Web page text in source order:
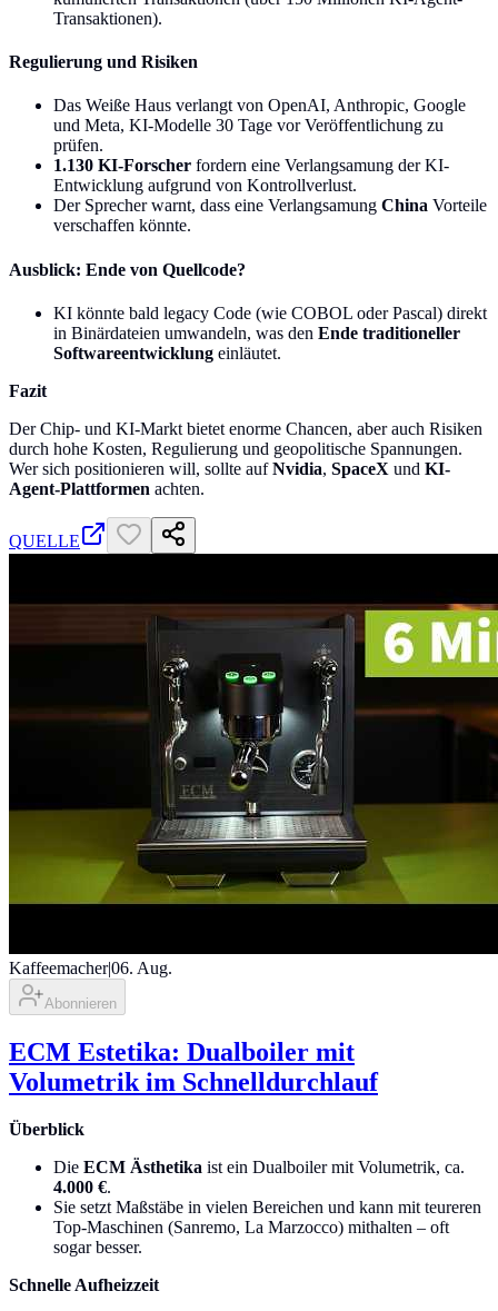
Transaktionen).
Regulierung und Risiken
Das Weiße Haus verlangt von OpenAI, Anthropic, Google
und Meta, KI-Modelle 30 Tage vor Veröffentlichung zu
prüfen.
1.130 KI-Forscher fordern eine Verlangsamung der KI-
Entwicklung aufgrund von Kontrollverlust.
Der Sprecher warnt, dass eine Verlangsamung China Vorteile
verschaffen könnte.
Ausblick: Ende von Quellcode?
KI könnte bald legacy Code (wie COBOL oder Pascal) direkt
in Binärdateien umwandeln, was den Ende traditioneller
Softwareentwicklung einläutet.
Fazit
Der Chip- und KI-Markt bietet enorme Chancen, aber auch Risiken
durch hohe Kosten, Regulierung und geopolitische Spannungen.
Wer sich positionieren will, sollte aufNvidia, SpaceX und KI-
Agent-Plattformen achten.
QUELLE
Kaffeemacher|06. Aug.
Abonnieren
ECM Estetika: Dualboiler mit
Volumetrik im Schnelldurchlauf
Überblick
Die ECM Ästhetika ist ein Dualboiler mit Volumetrik, ca.
4.000 €.
Sie setzt Maßstäbe in vielen Bereichen und kann mit teureren
Top-Maschinen (Sanremo, La Marzocco) mithalten – oft
sogar besser.
Schnelle Aufheizzeit